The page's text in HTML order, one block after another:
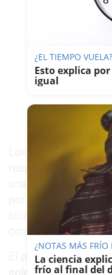
Los investigadores
responsable de los
una patrulla de
por uno de los
localizado una
como sustraída- en
El perjudicado
¿EL TIEMPO VUELA?
Esto explica
igual
¿NOTAS MÁS FRÍO
La ciencia
frío al final del